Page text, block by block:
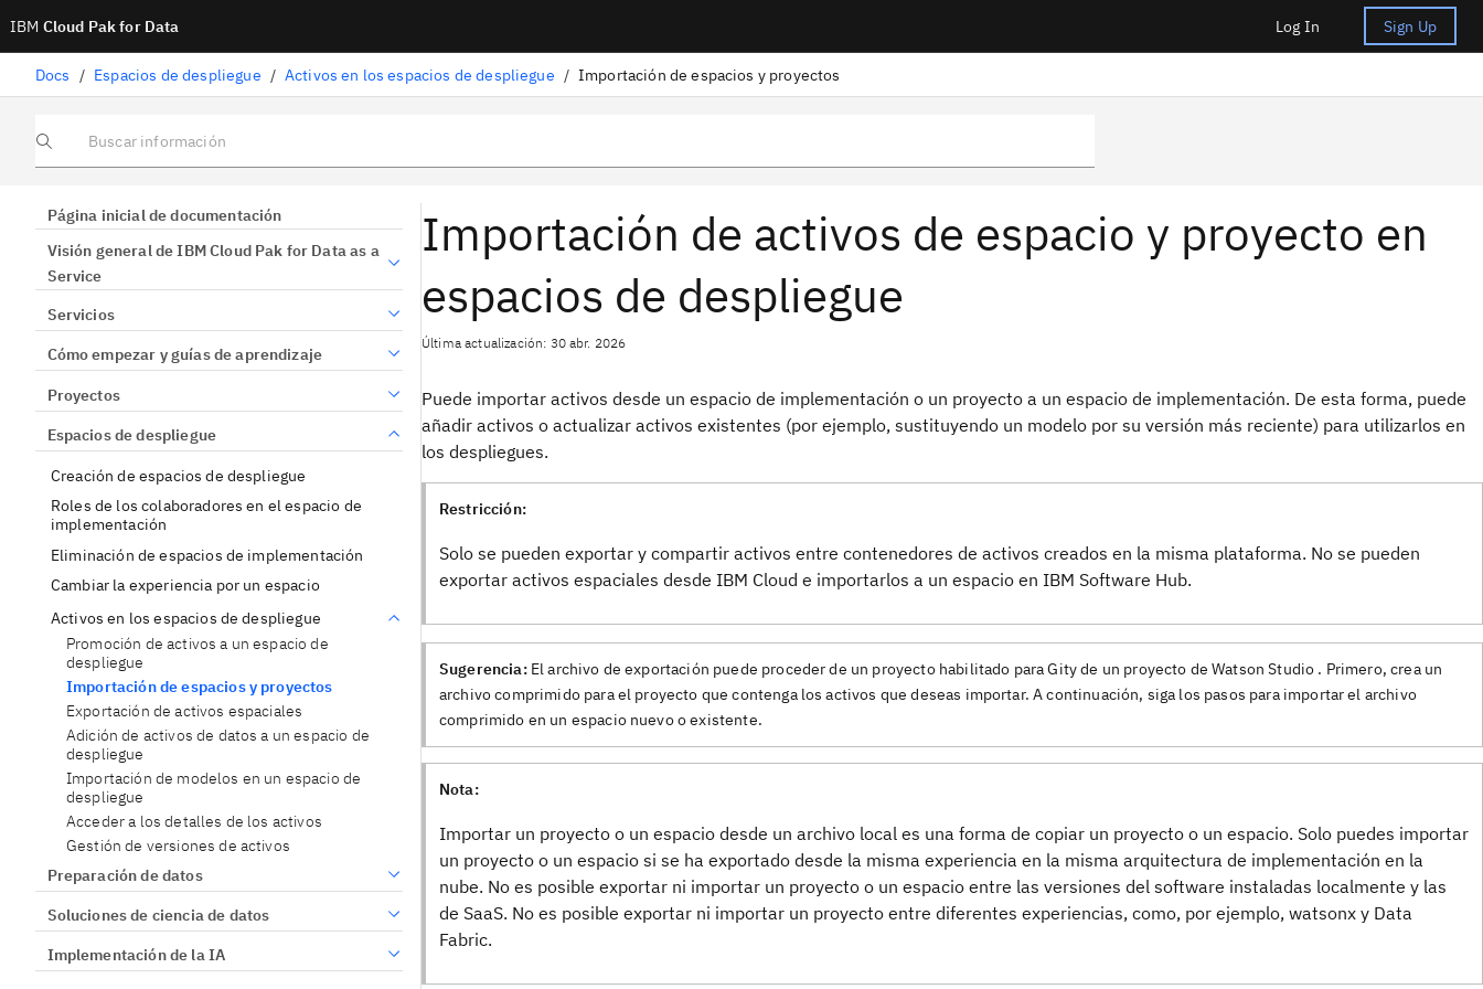
IBM Cloud Pak for Data Log In Sign Up
Docs / Espacios de despliegue / Activos en los espacios de despliegue / Importación de espacios y proyectos
Buscar información
Página inicial de documentación
Visión general de IBM Cloud Pak for Data as a
Service
Servicios
Cómo empezar y guías de aprendizaje
Proyectos
Espacios de despliegue
Creación de espacios de despliegue
Roles de los colaboradores en el espacio de
implementación
Eliminación de espacios de implementación
Cambiar la experiencia por un espacio
Activos en los espacios de despliegue
Promoción de activos a un espacio de
despliegue
Importación de espacios y proyectos
Exportación de activos espaciales
Adición de activos de datos a un espacio de
despliegue
Importación de modelos en un espacio de
despliegue
Acceder a los detalles de los activos
Gestión de versiones de activos
Preparación de datos
Soluciones de ciencia de datos
Implementación de la IA
Importación de activos de espacio y proyecto en
espacios de despliegue
Última actualización: 30 abr. 2026
Puede importar activos desde un espacio de implementación o un proyecto a un espacio de implementación. De esta forma, puede
añadir activos o actualizar activos existentes (por ejemplo, sustituyendo un modelo por su versión más reciente) para utilizarlos en
los despliegues.
Restricción:
Solo se pueden exportar y compartir activos entre contenedores de activos creados en la misma plataforma. No se pueden
exportar activos espaciales desde IBM Cloud e importarlos a un espacio en IBM Software Hub.
Sugerencia:El archivo de exportación puede proceder de un proyecto habilitado para Gity de un proyecto de Watson Studio . Primero, crea un
archivo comprimido para el proyecto que contenga los activos que deseas importar. A continuación, siga los pasos para importar el archivo
comprimido en un espacio nuevo o existente.
Nota:
Importar un proyecto o un espacio desde un archivo local es una forma de copiar un proyecto o un espacio. Solo puedes importar
un proyecto o un espacio si se ha exportado desde la misma experiencia en la misma arquitectura de implementación en la
nube. No es posible exportar ni importar un proyecto o un espacio entre las versiones del software instaladas localmente y las
de SaaS. No es posible exportar ni importar un proyecto entre diferentes experiencias, como, por ejemplo, watsonx y Data
Fabric.